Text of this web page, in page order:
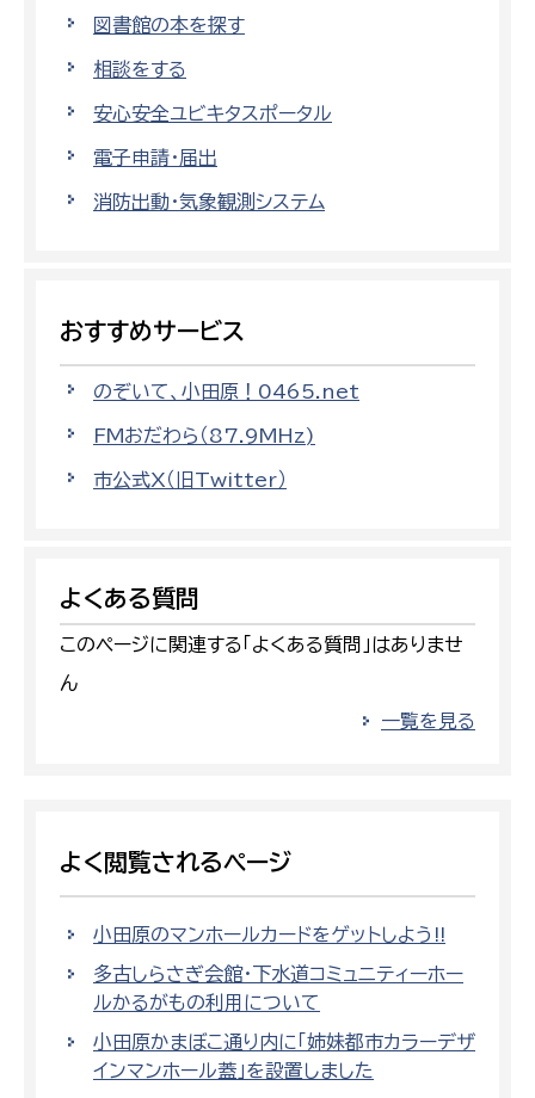
図書館の本を探す
相談をする
安心安全ユビキタスポータル
電子申請・届出
消防出動・気象観測システム
おすすめサービス
のぞいて、小田原！0465.net
FMおだわら（87.9MHz)
市公式X（旧Twitter）
よくある質問
このページに関連する「よくある質問」はありませ
ん
一覧を見る
よく閲覧されるページ
小田原のマンホールカードをゲットしよう!!
多古しらさぎ会館・下水道コミュニティーホー
ルかるがもの利用について
小田原かまぼこ通り内に「姉妹都市カラーデザ
インマンホール蓋」を設置しました